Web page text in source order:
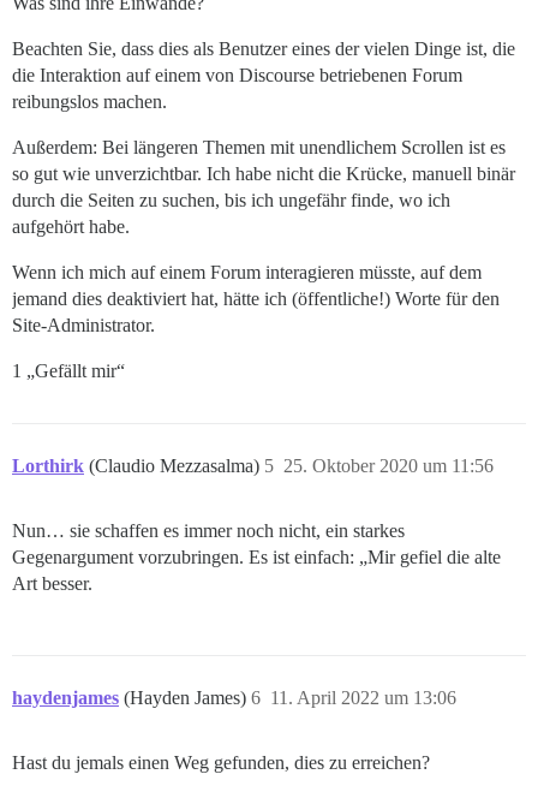
Beachten Sie, dass dies als Benutzer eines der vielen Dinge ist, die
die Interaktion auf einem von Discourse betriebenen Forum
reibungslos machen.
Außerdem: Bei längeren Themen mit unendlichem Scrollen ist es
so gut wie unverzichtbar. Ich habe nicht die Krücke, manuell binär
durch die Seiten zu suchen, bis ich ungefähr finde, wo ich
aufgehört habe.
Wenn ich mich auf einem Forum interagieren müsste, auf dem
jemand dies deaktiviert hat, hätte ich (öffentliche!) Worte für den
Site-Administrator.
1 „Gefällt mir“
Lorthirk (Claudio Mezzasalma) 25. Oktober 2020 um 11:56
5
Nun… sie schaffen es immer noch nicht, ein starkes
Gegenargument vorzubringen. Es ist einfach: „Mir gefiel die alte
Art besser.
haydenjames (Hayden James) 11. April 2022 um 13:06
6
Hast du jemals einen Weg gefunden, dies zu erreichen?